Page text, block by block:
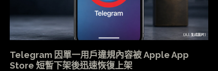
Telegram 因單一用戶違規內容被 Apple App
Store 短暫下架後迅速恢復上架